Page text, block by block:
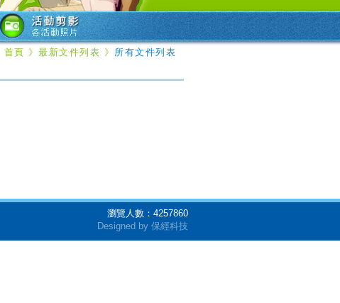
首頁 》最新文件列表 》 所有文件列表
瀏覽人數： 4257860
Designed by 保經科技